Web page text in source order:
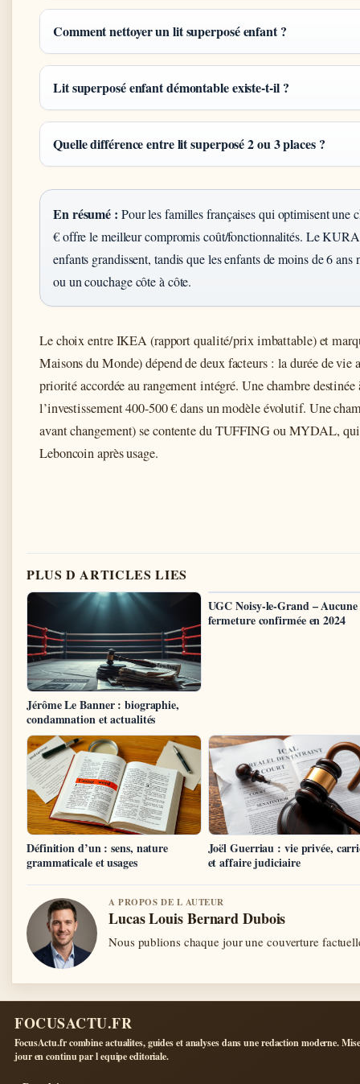
Comment nettoyer un lit superposé enfant ?
Lit superposé enfant démontable existe-t-il ?
Quelle différence entre lit superposé 2 ou 3 places ?
En résumé : Pour les familles françaises qui optimisent
€ offre le meilleur compromis coût/fonctionnalités. Le
enfants grandissent, tandis que les enfants de moins de 6
ou un couchage côte à côte.
Le choix entre IKEA (rapport qualité/prix imbattable) et
Maisons du Monde) dépend de deux facteurs : la durée de vie
priorité accordée au rangement intégré. Une chambre
l’investissement 400-500 € dans un modèle évolutif. Une
avant changement) se contente du TUFFING ou MYDAL,
Leboncoin après usage.
PLUS D ARTICLES LIES
Jérôme Le Banner : biographie,
condamnation et actualités
UGC Noisy-le-Grand – Aucune
fermeture confirmée en 2024
Définition d’un : sens, nature
grammaticale et usages
Joël Guerriau : vie privée,
et affaire judiciaire
A PROPOS DE L AUTEUR
Lucas Louis Bernard Dubois
Nous publions chaque jour une couverture
FOCUSACTU.FR
FocusActu.fr combine actualites, guides et analyses dans une redaction moderne.
jour en continu par l equipe editoriale.